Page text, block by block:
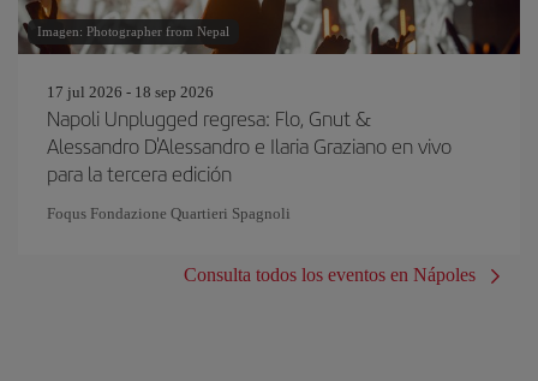
Imagen: Photographer from Nepal
17 jul 2026 - 18 sep 2026
Napoli Unplugged regresa: Flo, Gnut &
Alessandro D'Alessandro e Ilaria Graziano en vivo
para la tercera edición
Foqus Fondazione Quartieri Spagnoli
Consulta todos los eventos en Nápoles